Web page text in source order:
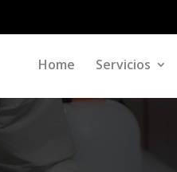
Home Servicios